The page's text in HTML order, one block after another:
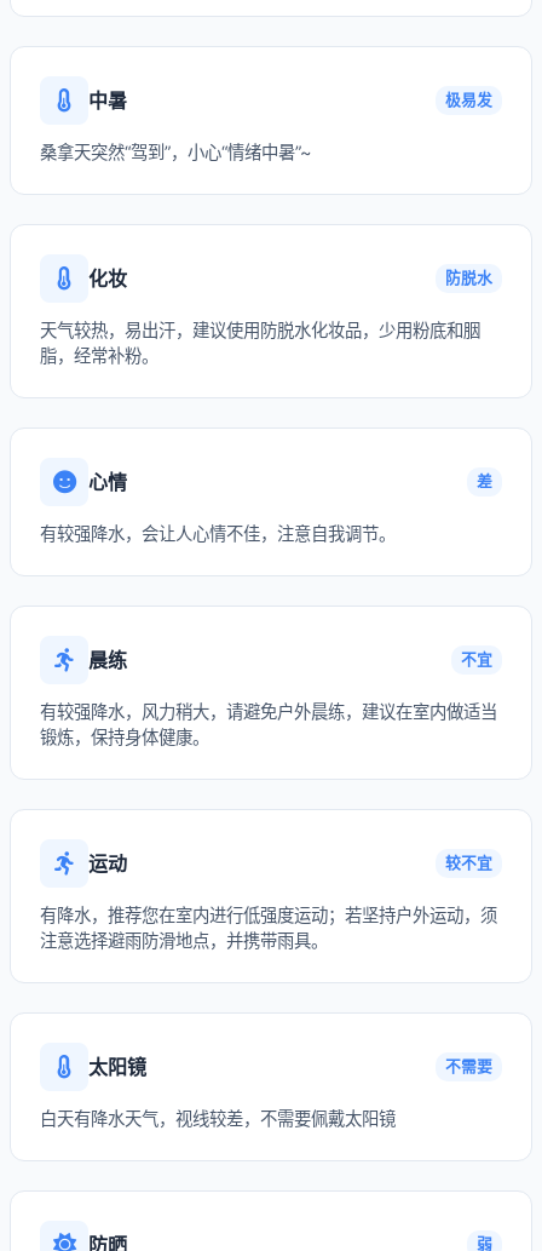
中暑 极易发
桑拿天突然“驾到”，小心“情绪中暑”~
化妆 防脱水
天气较热，易出汗，建议使用防脱水化妆品，少用粉底和胭
脂，经常补粉。
心情 差
有较强降水，会让人心情不佳，注意自我调节。
晨练 不宜
有较强降水，风力稍大，请避免户外晨练，建议在室内做适当
锻炼，保持身体健康。
运动 较不宜
有降水，推荐您在室内进行低强度运动；若坚持户外运动，须
注意选择避雨防滑地点，并携带雨具。
太阳镜 不需要
白天有降水天气，视线较差，不需要佩戴太阳镜
防晒 弱